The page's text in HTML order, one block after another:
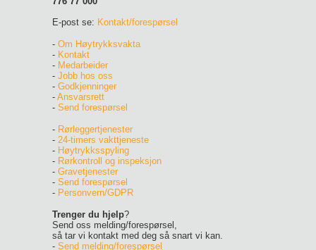
E-post se: Kontakt/forespørsel
- Om Høytrykksvakta
- Kontakt
- Medarbeider
- Jobb hos oss
- Godkjenninger
- Ansvarsrett
- Send forespørsel
- Rørleggertjenester
- 24-timers vakttjeneste
- Høytrykksspyling
- Rørkontroll og inspeksjon
- Gravetjenester
- Send forespørsel
- Personvern/GDPR
Trenger du hjelp?
Send oss melding/forespørsel,
så tar vi kontakt med deg så snart vi kan.
- Send melding/forespørsel